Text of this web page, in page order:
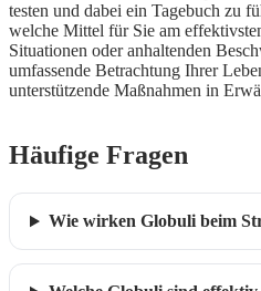
testen und dabei ein Tagebuch zu
welche Mittel für Sie am
Situationen oder anhaltenden
umfassende Betrachtung Ihrer
unterstützende Maßnahmen in
Häufige Fragen
Wie wirken Globuli beim